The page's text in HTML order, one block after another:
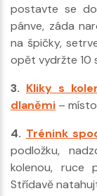
postavte se
pánve, záda
na špičky,
opět vydržte 10
3. Kliky s
dlaněmi –
4. Trénink
podložku,
kolenou, ruce
Střídavě